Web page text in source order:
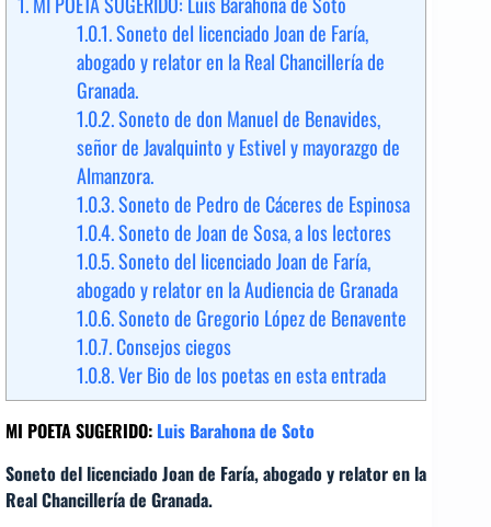
1.0.1.Soneto del licenciado Joan de Faría,
abogado y relator en la Real Chancillería de
Granada.
1.0.2.Soneto de don Manuel de Benavides,
señor de Javalquinto y Estivel y mayorazgo de
Almanzora.
1.0.3.Soneto de Pedro de Cáceres de Espinosa
1.0.4.Soneto de Joan de Sosa, a los lectores
1.0.5.Soneto del licenciado Joan de Faría,
abogado y relator en la Audiencia de Granada
1.0.6.Soneto de Gregorio López de Benavente
1.0.7.Consejos ciegos
1.0.8.Ver Bio de los poetas en esta entrada
MI POETA SUGERIDO: Luis Barahona de Soto
Soneto del licenciado Joan de Faría, abogado y relator en la
Real Chancillería de Granada.